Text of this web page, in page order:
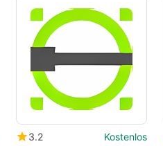
3.2 Kostenlos